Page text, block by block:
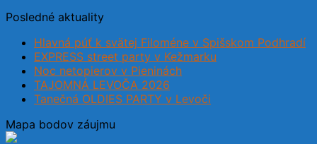
Posledné aktuality
Hlavná púť k svätej Filoméne v Spišskom Podhradí
EXPRESS street party v Kežmarku
Noc netopierov v Pieninách
TAJOMNÁ LEVOČA 2026
Tanečná OLDIES PARTY v Levoči
Mapa bodov záujmu